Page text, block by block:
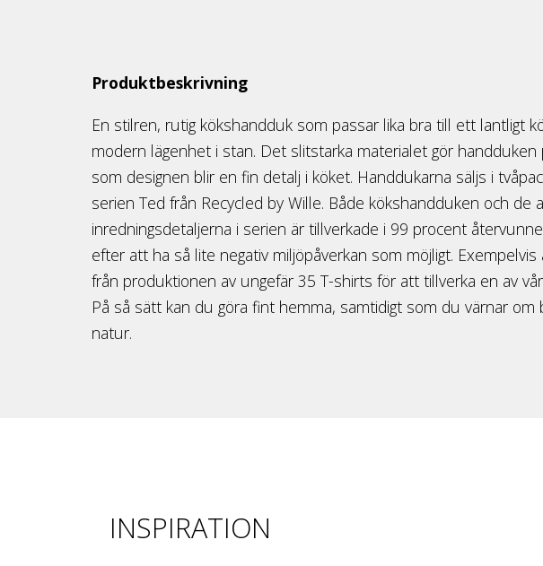
Produktbeskrivning
En stilren, rutig kökshandduk som passar lika bra till ett lantligt
modern lägenhet i stan. Det slitstarka materialet gör handduken
som designen blir en fin detalj i köket. Handdukarna säljs i
serien Ted från Recycled by Wille. Både kökshandduken och de
inredningsdetaljerna i serien är tillverkade i 99 procent
efter att ha så lite negativ miljöpåverkan som möjligt. Exempelvis
från produktionen av ungefär 35 T-shirts för att tillverka en av
På så sätt kan du göra fint hemma, samtidigt som du värnar om
natur.
INSPIRATION